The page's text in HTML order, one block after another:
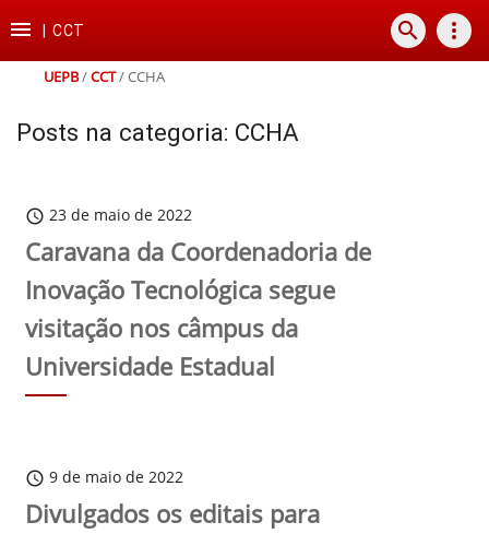
para
conteúdo
para
para
para
rodapé
 |CCT search more_vert
UEPB/CCT/CCHA
Posts na categoria: CCHA
schedule 23 de maio de 2022
Caravana da Coordenadoria de
Inovação Tecnológica segue
visitação nos câmpus da
Universidade Estadual
schedule 9 de maio de 2022
Divulgados os editais para